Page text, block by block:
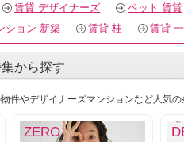
賃貸 デザイナーズ ペット 賃貸
ション 新築 賃貸 桂 賃貸
から探す
件やデザイナーズマンションなど人気
ZERO